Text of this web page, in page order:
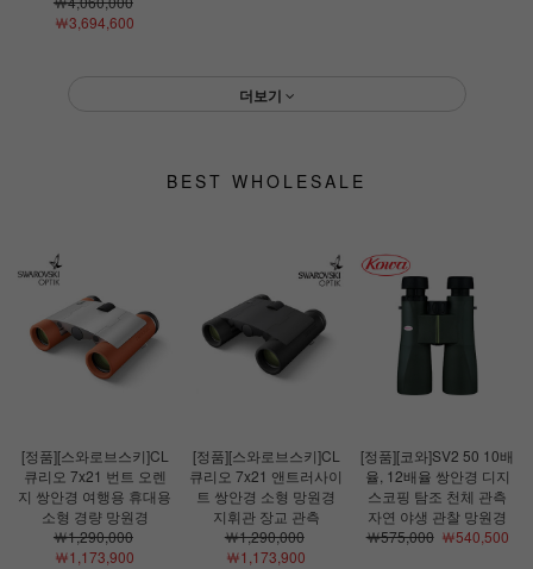
￦3,694,600
더보기
BEST WHOLESALE
[정품][스와로브스키]CL
큐리오 7x21 번트 오렌
지 쌍안경 여행용 휴대용
소형 경량 망원경
￦1,290,000
￦1,173,900
[정품][스와로브스키]CL
큐리오 7x21 앤트러사이
트 쌍안경 소형 망원경
지휘관 장교 관측
￦1,290,000
￦1,173,900
[정품][코와]SV2 50 10배
율, 12배율 쌍안경 디지
스코핑 탐조 천체 관측
자연 야생 관찰 망원경
￦575,000￦540,500